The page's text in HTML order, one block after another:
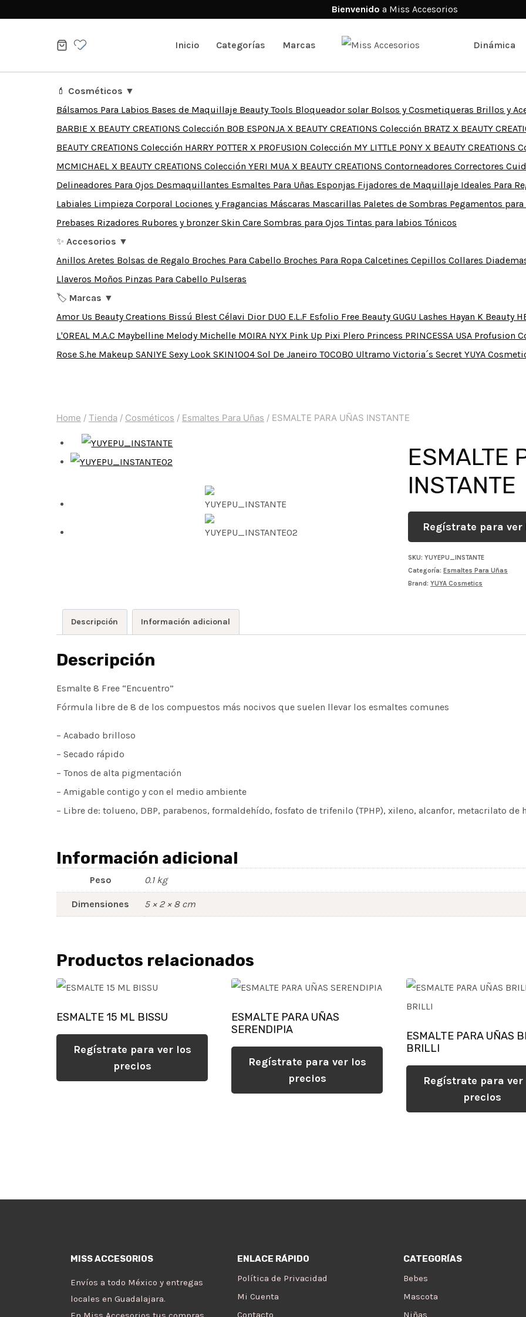
Bienvenido a Miss Accesorios
Inicio Categorías Marcas Dinámica
💄 Cosméticos ▼
Bálsamos Para Labios Bases de Maquillaje Beauty Tools Bloqueador solar Bolsos y Cosmetiqueras Brillos y
BARBIE X BEAUTY CREATIONS Colección BOB ESPONJA X BEAUTY CREATIONS Colección BRATZ X BEAUTY
BEAUTY CREATIONS Colección HARRY POTTER X PROFUSION Colección MY LITTLE PONY X BEAUTY CREATIONS
MCMICHAEL X BEAUTY CREATIONS Colección YERI MUA X BEAUTY CREATIONS Contorneadores Correctores
Delineadores Para Ojos Desmaquillantes Esmaltes Para Uñas Esponjas Fijadores de Maquillaje Ideales Para
Labiales Limpieza Corporal Lociones y Fragancias Máscaras Mascarillas Paletes de Sombras Pegamentos para
Prebases Rizadores Rubores y bronzer Skin Care Sombras para Ojos Tintas para labios Tónicos
✨ Accesorios ▼
Anillos Aretes Bolsas de Regalo Broches Para Cabello Broches Para Ropa Calcetines Cepillos Collares
Llaveros Moños Pinzas Para Cabello Pulseras
🏷️ Marcas ▼
Amor Us Beauty Creations Bissú Blest Célavi Dior DUO E.L.F Esfolio Free BeautyGUGU Lashes Hayan K Beauty
L'OREAL M.A.C Maybelline Melody Michelle MOIRA NYX Pink Up Pixi Plero Princess PRINCESSA USA Profusion
Rose S.he Makeup SANIYE Sexy Look SKIN1004 Sol De Janeiro TOCOBO Ultramo Victoria´s Secret YUYA
Home / Tienda / Cosméticos / Esmaltes Para Uñas / ESMALTE PARA UÑAS INSTANTE
ESMALTE
INSTANTE
Regístrate para ver
SKU:YUYEPU_INSTANTE
Categoría:Esmaltes Para Uñas
Brand:YUYA Cosmetics
Descripción Información adicional
Descripción
Esmalte 8 Free “Encuentro”
Fórmula libre de 8 de los compuestos más nocivos que suelen llevar los esmaltes comunes
– Acabado brilloso
– Secado rápido
– Tonos de alta pigmentación
– Amigable contigo y con el medio ambiente
– Libre de: tolueno, DBP, parabenos, formaldehído, fosfato de trifenilo (TPHP), xileno, alcanfor, metacrilato de
Información adicional
Peso 0.1 kg
Dimensiones 5 × 2 × 8 cm
Productos relacionados
ESMALTE 15 ML BISSU
Regístrate para ver los
precios
ESMALTE PARA UÑAS
SERENDIPIA
Regístrate para ver los
precios
ESMALTE PARA UÑAS
BRILLI
Regístrate para ver
precios
MISS ACCESORIOS
Envíos a todo México y entregas
locales en Guadalajara.
ENLACE RÁPIDO
Política de Privacidad
Mi Cuenta
CATEGORÍAS
Bebes
Mascota